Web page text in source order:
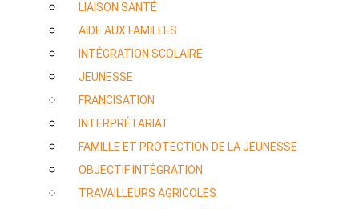
LIAISON SANTÉ
AIDE AUX FAMILLES
INTÉGRATION SCOLAIRE
JEUNESSE
FRANCISATION
INTERPRÉTARIAT
FAMILLE ET PROTECTION DE LA JEUNESSE
OBJECTIF INTÉGRATION
TRAVAILLEURS AGRICOLES